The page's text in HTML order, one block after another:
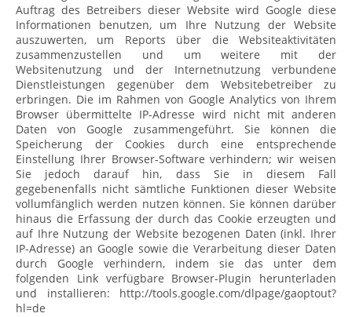
Auftrag des Betreibers dieser Website wird Google diese
Informationen benutzen, um Ihre Nutzung der Website
auszuwerten, um Reports über die Websiteaktivitäten
zusammenzustellen und um weitere mit der
Websitenutzung und der Internetnutzung verbundene
Dienstleistungen gegenüber dem Websitebetreiber zu
erbringen. Die im Rahmen von Google Analytics von Ihrem
Browser übermittelte IP-Adresse wird nicht mit anderen
Daten von Google zusammengeführt. Sie können die
Speicherung der Cookies durch eine entsprechende
Einstellung Ihrer Browser-Software verhindern; wir weisen
Sie jedoch darauf hin, dass Sie in diesem Fall
gegebenenfalls nicht sämtliche Funktionen dieser Website
vollumfänglich werden nutzen können. Sie können darüber
hinaus die Erfassung der durch das Cookie erzeugten und
auf Ihre Nutzung der Website bezogenen Daten (inkl. Ihrer
IP-Adresse) an Google sowie die Verarbeitung dieser Daten
durch Google verhindern, indem sie das unter dem
folgenden Link verfügbare Browser-Plugin herunterladen
und installieren: http://tools.google.com/dlpage/gaoptout?
hl=de